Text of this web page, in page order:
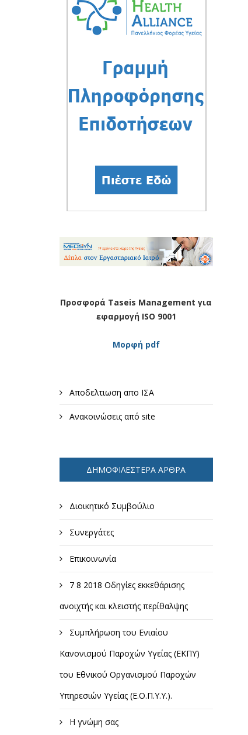
Προσφορά Taseis Management για
εφαρμογή ISO 9001
Μορφή pdf
Αποδελτιωση απο ΙΣΑ
Ανακοινώσεις από site
ΔΗΜΟΦΙΛΈΣΤΕΡΑ ΆΡΘΡΑ
Διοικητικό Συμβούλιο
Συνεργάτες
Επικοινωνία
7 8 2018 Οδηγίες εκκεθάρισης
ανοιχτής και κλειστής περίθαλψης
Συμπλήρωση του Ενιαίου
Κανονισμού Παροχών Υγείας (ΕΚΠΥ)
του Εθνικού Οργανισμού Παροχών
Υπηρεσιών Υγείας (Ε.Ο.Π.Υ.Υ.).
Η γνώμη σας